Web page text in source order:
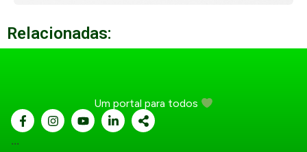
Relacionadas:
Um portal para todos
...